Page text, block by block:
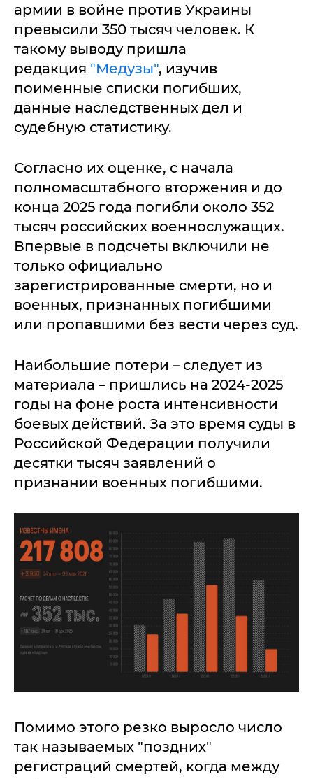
армии в войне против Украины
превысили 350 тысяч человек. К
такому выводу пришла
редакция "Медузы", изучив
поименные списки погибших,
данные наследственных дел и
судебную статистику.
Согласно их оценке, с начала
полномасштабного вторжения и до
конца 2025 года погибли около 352
тысяч российских военнослужащих.
Впервые в подсчеты включили не
только официально
зарегистрированные смерти, но и
военных, признанных погибшими
или пропавшими без вести через суд.
Наибольшие потери – следует из
материала – пришлись на 2024-2025
годы на фоне роста интенсивности
боевых действий. За это время суды в
Российской Федерации получили
десятки тысяч заявлений о
признании военных погибшими.
Помимо этого резко выросло число
так называемых "поздних"
регистраций смертей, когда между